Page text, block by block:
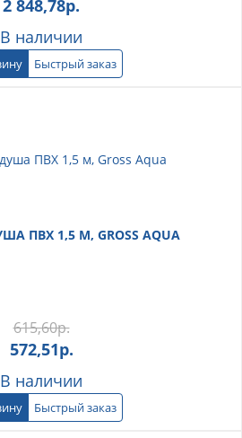
2 848,78р.
В наличии
Быстрый заказ
ПВХ 1,5 М, GROSS AQUA
615,60р.
572,51р.
В наличии
Быстрый заказ